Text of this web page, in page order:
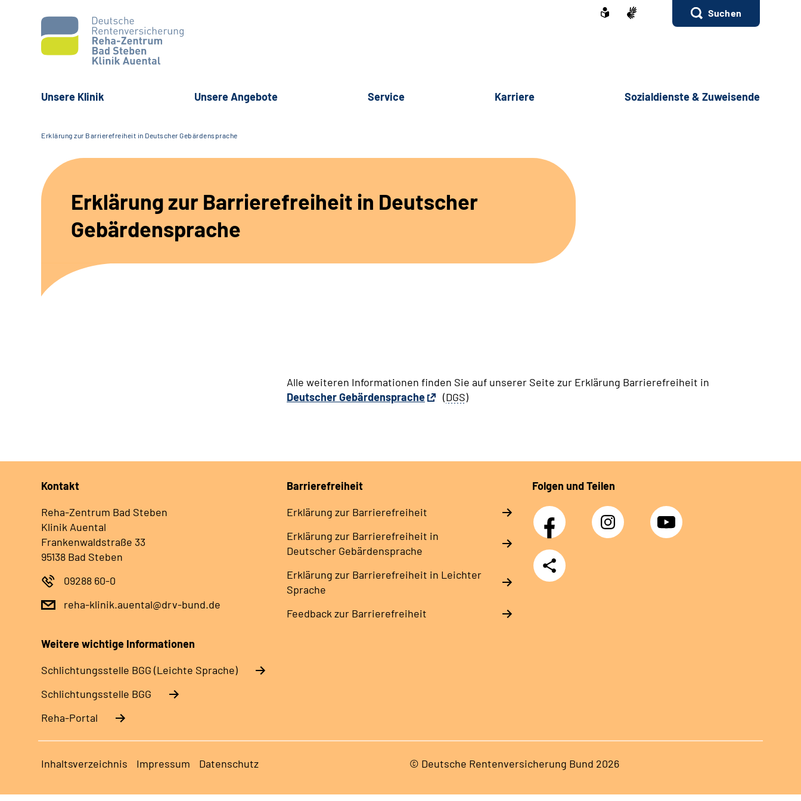
Suchen
Unsere Klinik Unsere Angebote Service Karriere Sozialdienste & Zuweisende
Erklärung zur Barrierefreiheit in Deutscher Gebärdensprache
Erklärung zur Barrierefreiheit in Deutscher
Gebärdensprache
Alle weiteren Informationen finden Sie auf unserer Seite zur Erklärung Barrierefreiheit in
Deutscher Gebärdensprache
(DGS)
Kontakt
Reha-Zentrum Bad Steben
Klinik Auental
Frankenwaldstraße 33
95138 Bad Steben
09288 60-0
reha-klinik.auental@drv-bund.de
Barrierefreiheit
Erklärung zur Barrierefreiheit
Erklärung zur Barrierefreiheit in
Deutscher Gebärdensprache
Erklärung zur Barrierefreiheit in Leichter
Sprache
Feedback zur Barrierefreiheit
Folgen und Teilen
Facebook Instagram YouTube
Teilen
Weitere wichtige Informationen
Schlich­tungs­stel­le BGG (Leichte Sprache)
Schlich­tungs­stel­le BGG
Reha-Portal
Inhaltsverzeichnis Impressum Datenschutz © Deutsche Rentenversicherung Bund 2026